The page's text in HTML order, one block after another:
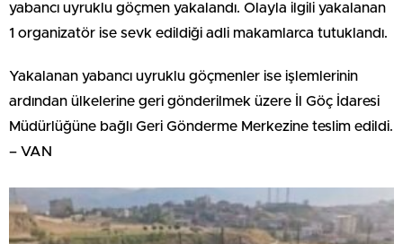
yabancı uyruklu göçmen yakalandı. Olayla ilgili yakalanan
1 organizatör ise sevk edildiği adli makamlarca tutuklandı.
Yakalanan yabancı uyruklu göçmenler ise işlemlerinin
ardından ülkelerine geri gönderilmek üzere İl Göç İdaresi
Müdürlüğüne bağlı Geri Gönderme Merkezine teslim edildi.
– VAN